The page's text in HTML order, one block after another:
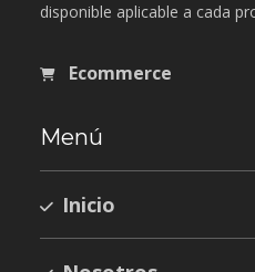
disponible aplicable a cada
Ecommerce
Menú
Inicio